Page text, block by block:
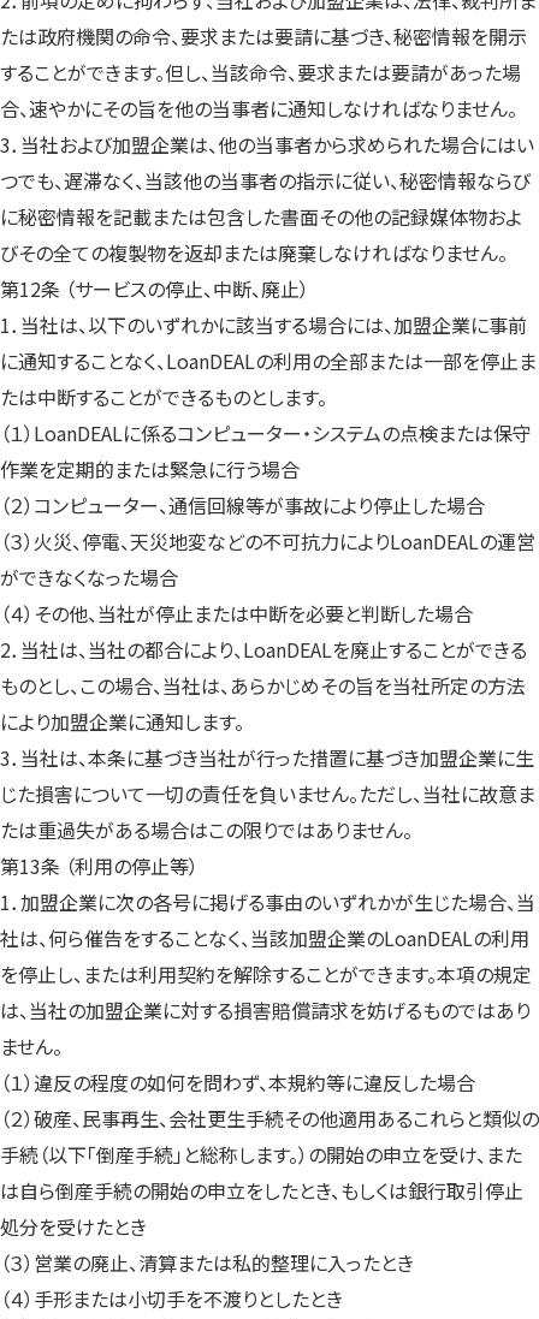
たは政府機関の命令、要求または要請に基づき、秘密情報を開示
することができます。但し、当該命令、要求または要請があった場
合、速やかにその旨を他の当事者に通知しなければなりません。
3．当社および加盟企業は、他の当事者から求められた場合にはい
つでも、遅滞なく、当該他の当事者の指示に従い、秘密情報ならび
に秘密情報を記載または包含した書面その他の記録媒体物およ
びその全ての複製物を返却または廃棄しなければなりません。
第12条 （サービスの停止、中断、廃止）
1．当社は、以下のいずれかに該当する場合には、加盟企業に事前
に通知することなく、LoanDEALの利用の全部または一部を停止ま
たは中断することができるものとします。
（１）LoanDEALに係るコンピューター・システムの点検または保守
作業を定期的または緊急に行う場合
（２）コンピューター、通信回線等が事故により停止した場合
（３）火災、停電、天災地変などの不可抗力によりLoanDEALの運営
ができなくなった場合
（４）その他、当社が停止または中断を必要と判断した場合
2．当社は、当社の都合により、LoanDEALを廃止することができる
ものとし、この場合、当社は、あらかじめその旨を当社所定の方法
により加盟企業に通知します。
3．当社は、本条に基づき当社が行った措置に基づき加盟企業に生
じた損害について一切の責任を負いません。ただし、当社に故意ま
たは重過失がある場合はこの限りではありません。
第13条 （利用の停止等）
1．加盟企業に次の各号に掲げる事由のいずれかが生じた場合、当
社は、何ら催告をすることなく、当該加盟企業のLoanDEALの利用
を停止し、または利用契約を解除することができます。本項の規定
は、当社の加盟企業に対する損害賠償請求を妨げるものではあり
ません。
（１）違反の程度の如何を問わず、本規約等に違反した場合
（２）破産、民事再生、会社更生手続その他適用あるこれらと類似の
手続（以下「倒産手続」と総称します。）の開始の申立を受け、また
は自ら倒産手続の開始の申立をしたとき、もしくは銀行取引停止
処分を受けたとき
（３）営業の廃止、清算または私的整理に入ったとき
（４）手形または小切手を不渡りとしたとき